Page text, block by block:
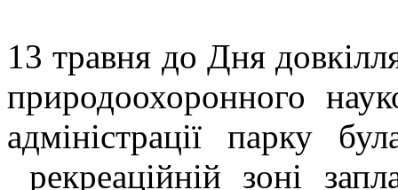
13 травня до Дня
природоохоронного
адміністрації парку
рекреаційній зоні